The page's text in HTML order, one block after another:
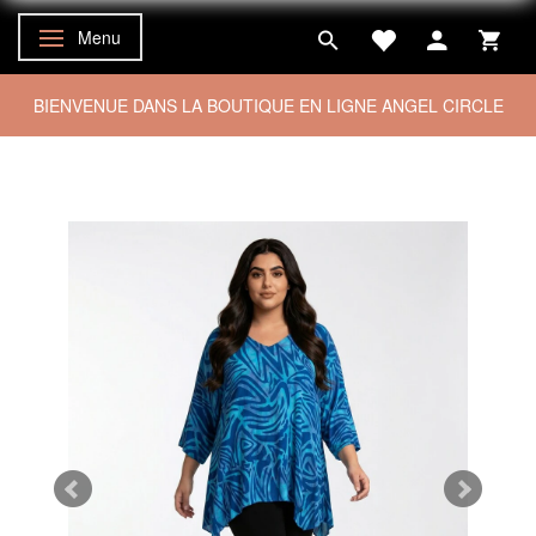
Basculer la navigation
Menu
BIENVENUE DANS LA BOUTIQUE EN LIGNE ANGEL CIRCLE